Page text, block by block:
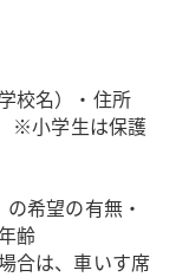
校名）・住所
※小学生は保護
希望の有無・
齢
合は、車いす席